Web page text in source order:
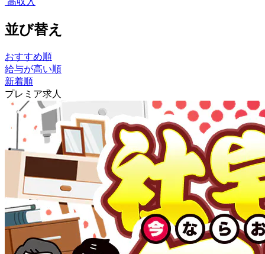
並び替え
おすすめ順
給与が高い順
新着順
プレミア求人